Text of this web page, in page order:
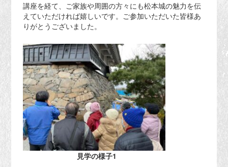
講座を経て、ご家族や周囲の方々にも松本城の魅力を伝
えていただければ嬉しいです。ご参加いただいた皆様あ
りがとうございました。
見学の様子1